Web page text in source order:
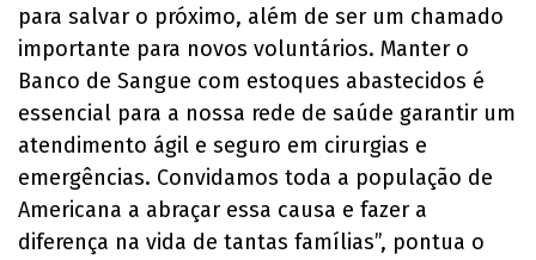
para salvar o próximo, além de ser um chamado
importante para novos voluntários. Manter o
Banco de Sangue com estoques abastecidos é
essencial para a nossa rede de saúde garantir um
atendimento ágil e seguro em cirurgias e
emergências. Convidamos toda a população de
Americana a abraçar essa causa e fazer a
diferença na vida de tantas famílias”, pontua o